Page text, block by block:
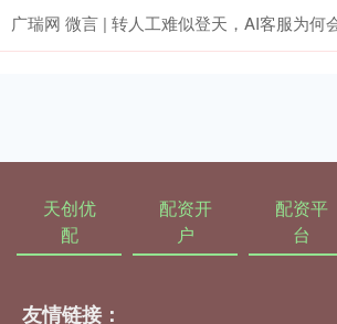
广瑞网 微言 | 转人工难似登天，AI客服为何
天创优
配
配资开
户
配资平
台
友情链接：